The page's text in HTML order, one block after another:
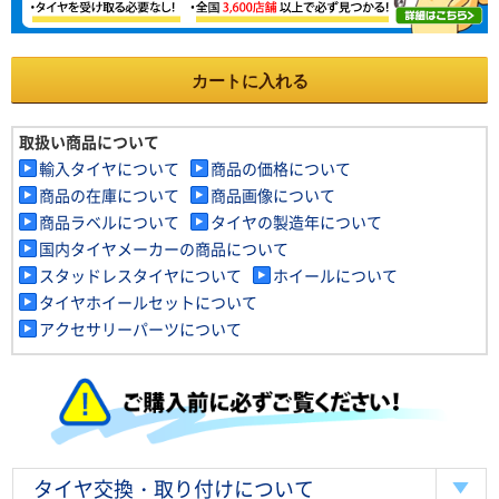
カートに入れる
取扱い商品について
輸入タイヤについて
商品の価格について
商品の在庫について
商品画像について
商品ラベルについて
タイヤの製造年について
国内タイヤメーカーの商品について
スタッドレスタイヤについて
ホイールについて
タイヤホイールセットについて
アクセサリーパーツについて
タイヤ交換・取り付けについて